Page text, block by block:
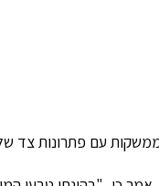
עם פתרונות צד